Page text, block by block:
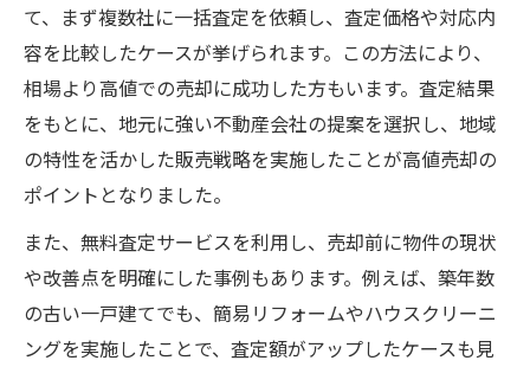
て、まず複数社に一括査定を依頼し、査定価格や対応内
容を比較したケースが挙げられます。この方法により、
相場より高値での売却に成功した方もいます。査定結果
をもとに、地元に強い不動産会社の提案を選択し、地域
の特性を活かした販売戦略を実施したことが高値売却の
ポイントとなりました。
また、無料査定サービスを利用し、売却前に物件の現状
や改善点を明確にした事例もあります。例えば、築年数
の古い一戸建てでも、簡易リフォームやハウスクリーニ
ングを実施したことで、査定額がアップしたケースも見